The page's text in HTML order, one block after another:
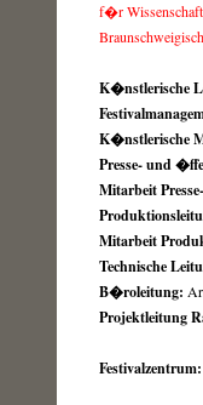
f�r
K�nstlerische
K�nstlerische
Presse- und
Mitarbeit
Mitarbeit
Technische
B�roleitung:
Projektleitung
Festivalzentrum: